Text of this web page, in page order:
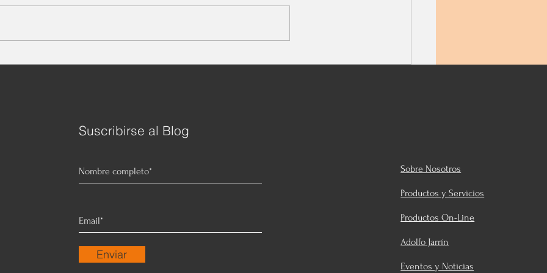
efectividad de dicha...
de más de 7 mil millones de
Suscribirse al Blog
Enviar
Sobre Nosotros
Productos y Servicios
Productos On-Line
Adolfo Jarrín
Eventos y Noticias